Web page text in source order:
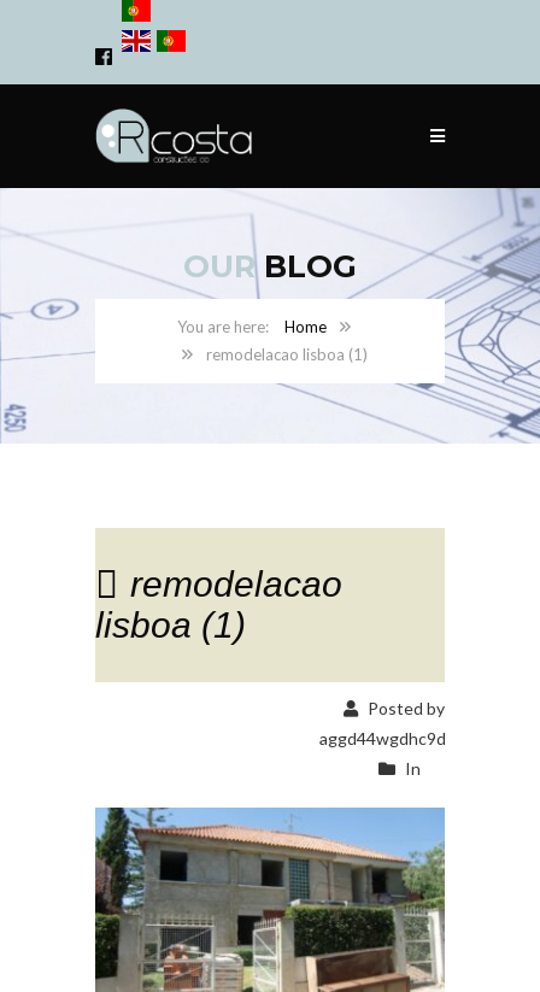
OURBLOG
Home
remodelacao lisboa (1)
remodelacao
lisboa (1)
Posted by
aggd44wgdhc9d
In